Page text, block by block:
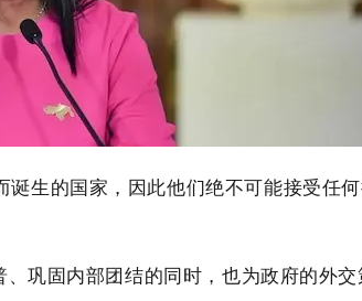
诞生的国家，因此他们绝不可能接受任
、巩固内部团结的同时，也为政府的外